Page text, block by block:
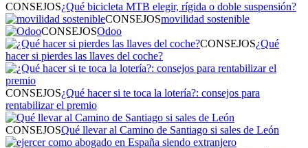
CONSEJOS¿Qué bicicleta MTB elegir, rígida o doble suspensión?
CONSEJOSmovilidad sostenible
CONSEJOSOdoo
CONSEJOS¿Qué
hacer si pierdes las llaves del coche?
CONSEJOS¿Qué hacer si te toca la lotería?: consejos para
rentabilizar el premio
CONSEJOSQué llevar al Camino de Santiago si sales de León